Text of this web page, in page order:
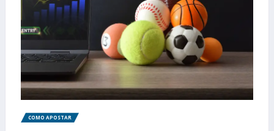
COMO APOSTAR